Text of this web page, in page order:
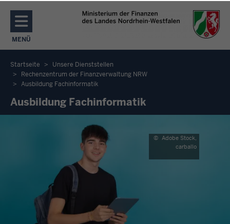
Direkt zum Inhalt
MENÜ
NAVIGATION AKTIVIEREN/DEAKTIVIEREN: MENÜ
Sie
sich
Startseite
Unsere Dienststellen
Rechenzentrum der Finanzverwaltung NRW
Ausbildung Fachinformatik
Ausbildung Fachinformatik
© Adobe Stock,
carballo